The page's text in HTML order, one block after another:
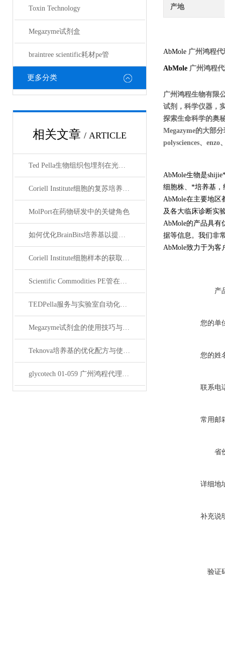
Toxin Technology
Megazyme试剂盒
braintree scientific耗材pe管
更多分类
相关文章 / ARTICLE
Ted Pella生物组织包埋剂在光镜与电镜联用技术中的应用
Coriell Institute细胞的复苏培养与质量控制规范
MolPort在药物研发中的关键角色
如何优化BrainBits培养基以提高实验效果？
Coriell Institute细胞样本的获取与应用指南
Scientific Commodities PE管在环保实验中的作用
TEDPella服务与实验室自动化设备的整合
Megazyme试剂盒的使用技巧与实验优化方法
Teknova培养基的优化配方与使用技巧
glycotech 01-059 广州鸿程代理：开启糖生物学研究新征程
产地
AbMole 广州鸿程代
AbMole 广州鸿程
广州鸿程生物有限
试剂，科学仪器，
探索生命科学的奥
Megazyme的大部
polysciences、
AbMole生物是shijie
细胞株、*培养基，
AbMole在主要地区
及各大临床诊断实
AbMole的产品具有
据等信息。我们非
AbMole致力于为客
产
您的单
您的姓
联系电
常用邮
省
详细地
补充说
验证